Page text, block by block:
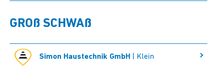
GROß SCHWAß
Simon Haustechnik GmbH | Klein